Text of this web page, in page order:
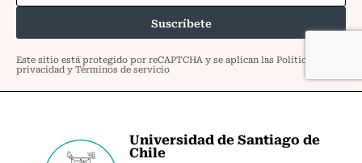
Universidad de Santiago de
Chile